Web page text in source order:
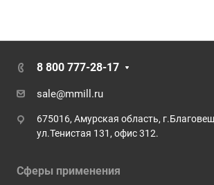
8 800 777-28-17
sale@mmill.ru
675016, Амурская область,
ул.Тенистая 131, офис 312.
Сферы применения